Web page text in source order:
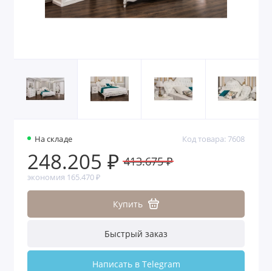
На складе Код товара: 7608
248.205 ₽ 413.675 ₽
экономия 165.470 ₽
Купить
Быстрый заказ
Написать в Telegram